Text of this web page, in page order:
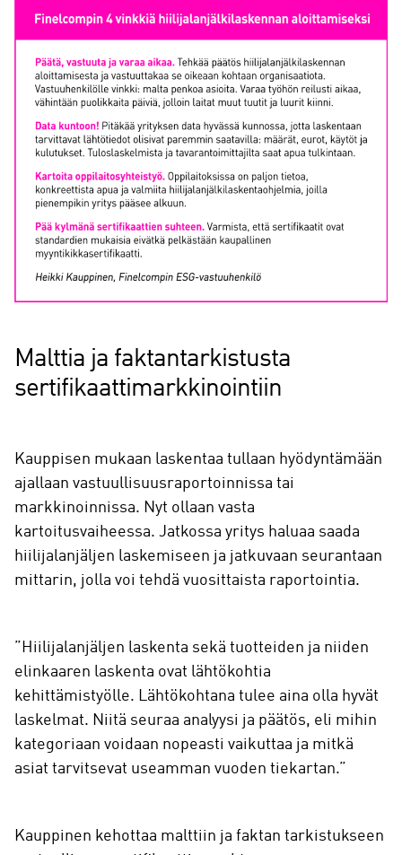
Malttia ja faktantarkistusta
sertifikaattimarkkinointiin
Kauppisen mukaan laskentaa tullaan hyödyntämään
ajallaan vastuullisuusraportoinnissa tai
markkinoinnissa. Nyt ollaan vasta
kartoitusvaiheessa. Jatkossa yritys haluaa saada
hiilijalanjäljen laskemiseen ja jatkuvaan seurantaan
mittarin, jolla voi tehdä vuosittaista raportointia.
”Hiilijalanjäljen laskenta sekä tuotteiden ja niiden
elinkaaren laskenta ovat lähtökohtia
kehittämistyölle. Lähtökohtana tulee aina olla hyvät
laskelmat. Niitä seuraa analyysi ja päätös, eli mihin
kategoriaan voidaan nopeasti vaikuttaa ja mitkä
asiat tarvitsevat useamman vuoden tiekartan.”
Kauppinen kehottaa malttiin ja faktan tarkistukseen